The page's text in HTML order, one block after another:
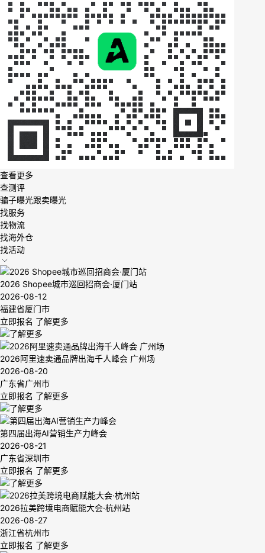
查看更多
查测评
骗子曝光跟卖曝光
找服务
找物流
找海外仓
找活动
2026 Shopee城市巡回招商会·厦门站
2026-08-12
福建省厦门市
立即报名 了解更多
2026阿里速卖通品牌出海千人峰会 广州场
2026-08-20
广东省广州市
立即报名 了解更多
第四届出海AI营销生产力峰会
2026-08-21
广东省深圳市
立即报名 了解更多
2026拉美跨境电商赋能大会·杭州站
2026-08-27
浙江省杭州市
立即报名 了解更多